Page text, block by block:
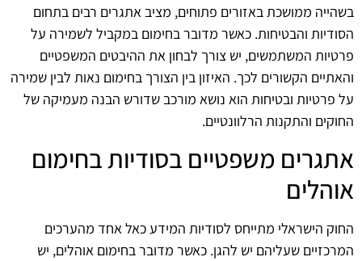
בשהייה ממושכת באזורים פתוחים, מציב אתגרים רבים בתחום
הסודיות והבטיחות. כאשר מדובר בחימום במקביל לשמירה על
פרטיות המשתמשים, יש צורך לבחון את ההיבטים המשפטיים
והאתיים הקשורים לכך. האיזון בין הצורך בחימום נאות לבין שמירה
על פרטיות ובטיחות הוא נושא מורכב שדורש הבנה מעמיקה של
החוקים והתקנות הרלוונטיים.
אתגרים משפטיים בסודיות בחימום
אוהלים
החוק הישראלי מתייחס לסודיות המידע כאל אחד מהערכים
המרכזיים שעליהם יש להגן. כאשר מדובר בחימום אוהלים, יש